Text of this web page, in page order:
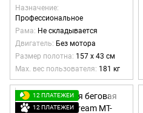
Назначение
Профессиональное
Рама
Не складывается
Двигатель
Без мотора
Размер полотна 157 х 43 см
Max. вес пользователя 181 кг
12 ПЛАТЕЖЕЙ
12 ПЛАТЕЖЕЙ